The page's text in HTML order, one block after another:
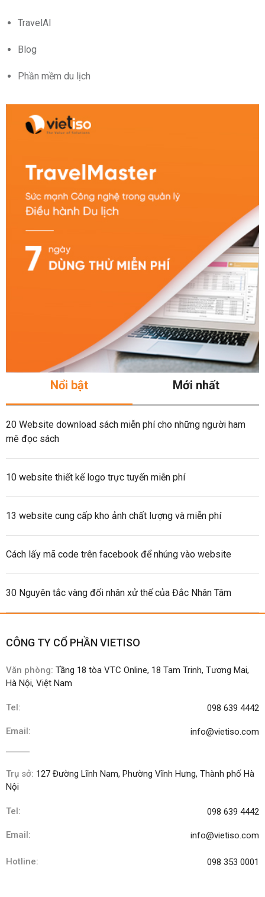
TravelAI
Blog
Phần mềm du lịch
Nổi bật Mới nhất
20 Website download sách miễn phí cho những người ham
mê đọc sách
10 website thiết kế logo trực tuyến miễn phí
13 website cung cấp kho ảnh chất lượng và miễn phí
Cách lấy mã code trên facebook để nhúng vào website
30 Nguyên tắc vàng đối nhân xử thế của Đắc Nhân Tâm
CÔNG TY CỔ PHẦN VIETISO
Văn phòng: Tầng 18 tòa VTC Online, 18 Tam Trinh, Tương Mai,
Hà Nội, Việt Nam
Tel: 098 639 4442
Email: info@vietiso.com
Trụ sở: 127 Đường Lĩnh Nam, Phường Vĩnh Hưng, Thành phố Hà
Nội
Tel: 098 639 4442
Email: info@vietiso.com
Hotline: 098 353 0001